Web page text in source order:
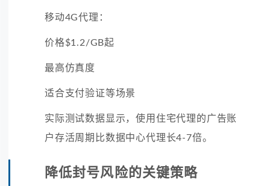
移动4G代理：
价格$1.2/GB起
最高仿真度
适合支付验证等场景
实际测试数据显示，使用住宅代理的广告账
户存活周期比数据中心代理长4-7倍。
降低封号风险的关键策略